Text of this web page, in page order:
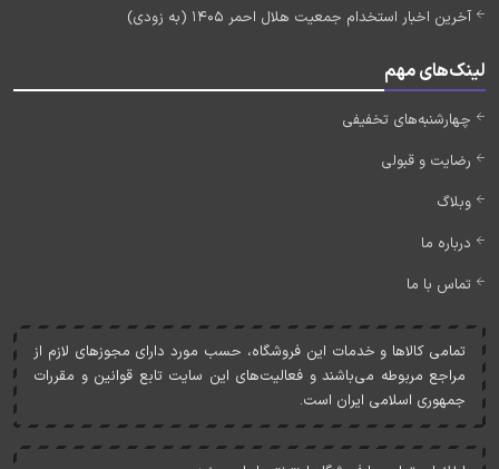
آخرین اخبار استخدام جمعیت هلال احمر 1405 (به زودی)
لینک‌های مهم
چهارشنبه‌های تخفیفی
رضایت و قبولی
وبلاگ
درباره ما
تماس با ما
تمامی کالاها و خدمات اين فروشگاه، حسب مورد دارای مجوزهای لازم از
مراجع مربوطه می‌باشند و فعاليت‌های اين سايت تابع قوانين و مقررات
جمهوری اسلامی ايران است.